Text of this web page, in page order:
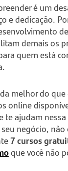
é um
e dedicação.
de
demais os
quem está
melhor do que
online
ajudam nessa
negócio, não
7 cursos
que você não